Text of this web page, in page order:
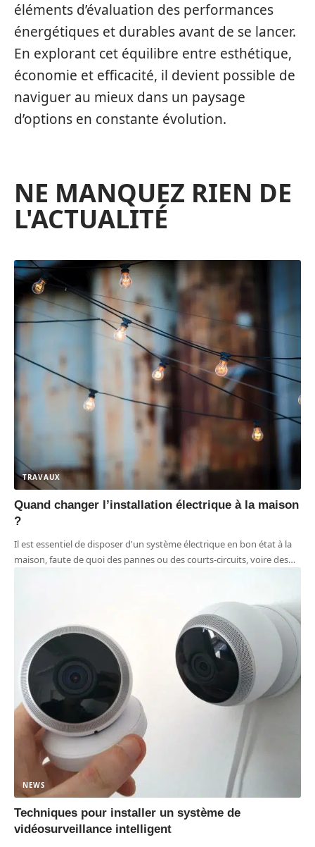
éléments d’évaluation des performances
énergétiques et durables avant de se lancer.
En explorant cet équilibre entre esthétique,
économie et efficacité, il devient possible de
naviguer au mieux dans un paysage
d’options en constante évolution.
NE MANQUEZ RIEN DE
L'ACTUALITÉ
TRAVAUX
Quand changer l’installation électrique à la maison
?
Il est essentiel de disposer d'un système électrique en bon état à la
maison, faute de quoi des pannes ou des courts-circuits, voire des…
NEWS
Techniques pour installer un système de
vidéosurveillance intelligent